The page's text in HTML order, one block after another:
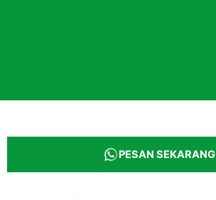
PESAN SEKARANG